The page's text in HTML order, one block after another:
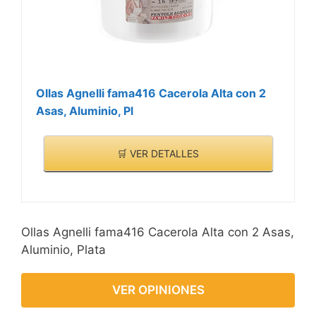
ecológico, 100% sin PTFE,
exposición a ningún
producto químico. Un
poco de aceite puede
hacer una olla de comida
deliciosa, mientras que
opción ideal para cada
cocina. Compatible con
todos los equipos de
horno de inducción,
Ollas Agnelli fama416 Cacerola Alta con 2
Asas, Aluminio, Pl
🛒 VER DETALLES
Ollas Agnelli fama416 Cacerola Alta con 2 Asas,
Aluminio, Plata
VER OPINIONES